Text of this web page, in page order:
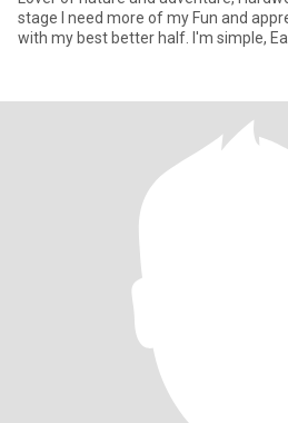
stage I need more of my Fun and
with my best better half. I'm simple,